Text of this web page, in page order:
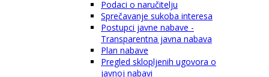
Podaci o naručitelju
Sprečavanje sukoba interesa
Postupci javne nabave -
Transparentna javna nabava
Plan nabave
Pregled sklopljenih ugovora o
javnoj nabavi